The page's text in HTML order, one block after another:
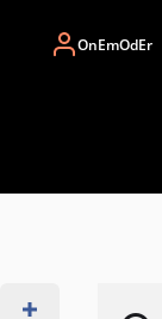
OnEmOdEr